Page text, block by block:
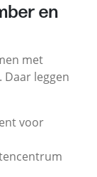
en
met
. Daar leggen
voor